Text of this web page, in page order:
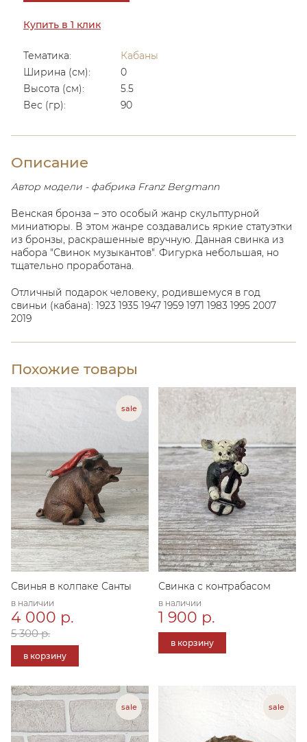
Купить в 1 клик
Тематика:
Кабаны
Ширина (см):
0
Высота (см):
5.5
Вес (гр):
90
Описание
Автор модели - фабрика Franz Bergmann
Венская бронза – это особый жанр скульптурной
миниатюры. В этом жанре создавались яркие статуэтки
из бронзы, раскрашенные вручную. Данная свинка из
набора "Свинок музыкантов". Фигурка небольшая, но
тщательно проработана.
Отличный подарок человеку, родившемуся в год
свиньи (кабана): 1923 1935 1947 1959 1971 1983 1995 2007
2019
Похожие товары
Свинья в колпаке Санты
в наличии
4 000 р.
5 300 р.
в корзину
Свинка с контрабасом
в наличии
1 900 р.
в корзину